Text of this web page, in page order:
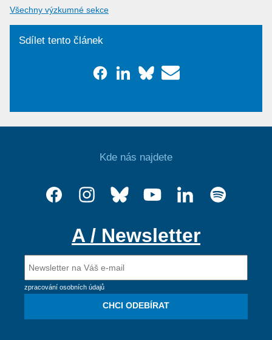
Všechny výzkumné sekce
Sdílet tento článek
Kde nás najdete
A / Newsletter
zpracování osobních údajů
CHCI ODEBÍRAT